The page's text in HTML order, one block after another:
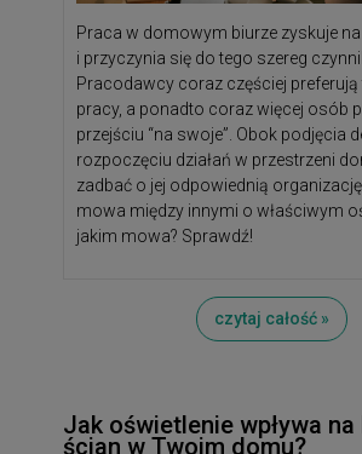
Praca w domowym biurze zyskuje
i przyczynia się do tego szereg
Pracodawcy coraz częściej preferują
pracy, a ponadto coraz więcej osób
przejściu “na swoje”. Obok podjęcia
rozpoczęciu działań w przestrzeni
zadbać o jej odpowiednią
mowa między innymi o właściwym
jakim mowa? Sprawdź!
czytaj całość »
Jak oświetlenie wpływa
ścian w Twoim domu?